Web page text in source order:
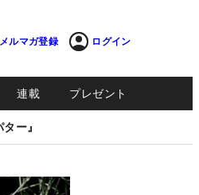
メルマガ登録 ログイン
連載 プレゼント
ー』